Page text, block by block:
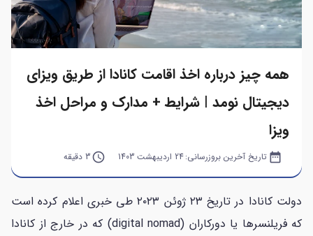
همه چیز درباره اخذ اقامت کانادا از طریق ویزای
دیجیتال نومد | شرایط + مدارک و مراحل اخذ
ویزا
date_range تاریخ آخرین بروزرسانی:24 اردیبهشت 1403 query_builder3 دقیقه
دولت کانادا در تاریخ ۲۳ ژوئن ۲۰۲۳ طی خبری اعلام کرده است
که فریلنسر‌ها یا دورکاران (digital nomad) که در خارج از کانادا